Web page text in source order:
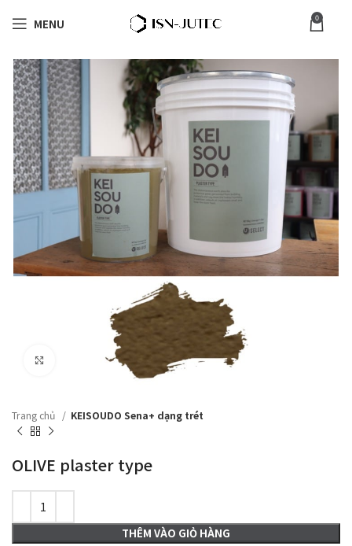
MENU 0
Click to enlarge
Trang chủ KEISOUDO Sena+ dạng trét
OLIVE plaster type
THÊM VÀO GIỎ HÀNG